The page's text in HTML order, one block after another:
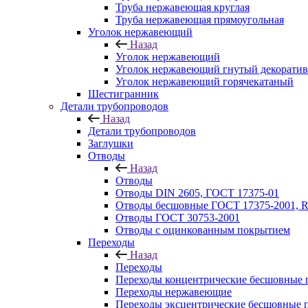
Труба нержавеющая круглая
Труба нержавеющая прямоугольная
Уголок нержавеющий
Назад
Уголок нержавеющий
Уголок нержавеющий гнутый
Уголок нержавеющий горячекатаный
Шестигранник
Детали трубопроводов
Назад
Детали трубопроводов
Заглушки
Отводы
Назад
Отводы
Отводы DIN 2605, ГОСТ 17375-01
Отводы бесшовные ГОСТ 17375-2001,
Отводы ГОСТ 30753-2001
Отводы с оцинкованным покрытием
Переходы
Назад
Переходы
Переходы концентрические бесшовные
Переходы нержавеющие
Переходы эксцентрические бесшовные